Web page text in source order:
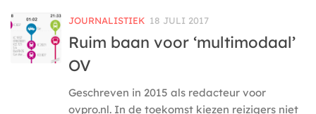
JOURNALISTIEK 18 JULI 2017
Ruim baan voor ‘multimodaal’
OV
Geschreven in 2015 als redacteur voor
ovpro.nl. In de toekomst kiezen reizigers niet